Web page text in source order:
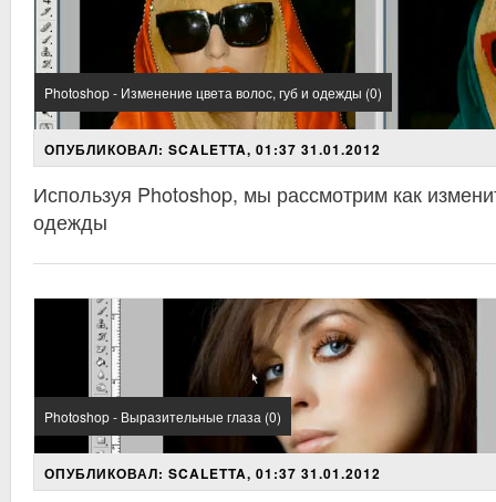
Photoshop - Изменение цвета волос, губ и одежды (0)
ОПУБЛИКОВАЛ: SCALETTA, 01:37 31.01.2012
Используя Photoshop, мы рассмотрим как
одежды
Photoshop - Выразительные глаза (0)
ОПУБЛИКОВАЛ: SCALETTA, 01:37 31.01.2012